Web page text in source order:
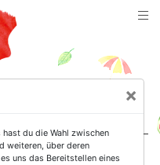
×
hast du die Wahl zwischen
weiteren, über deren
uns das Bereitstellen eines